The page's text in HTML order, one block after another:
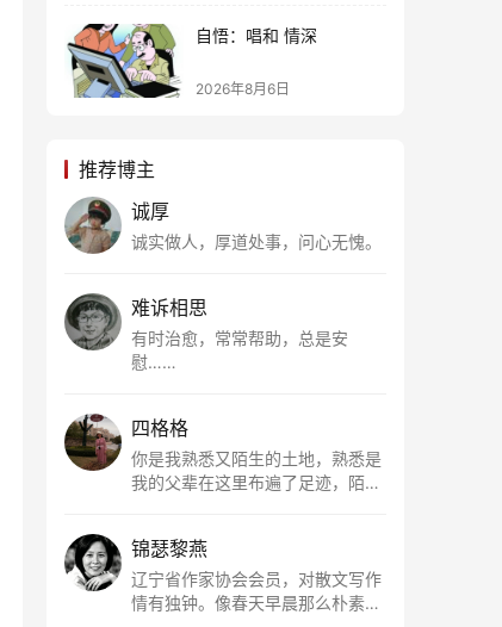
自悟：唱和 情深
2026年8月6日
推荐博主
诚厚
诚实做人，厚道处事，问心无愧。
难诉相思
有时治愈，常常帮助，总是安
慰……
四格格
你是我熟悉又陌生的土地，熟悉是
我的父辈在这里布遍了足迹，陌生
根所在，我用文字慢慢认识你、慢
慢熟悉你。
锦瑟黎燕
辽宁省作家协会会员，对散文写作
情有独钟。像春天早晨那么朴素，